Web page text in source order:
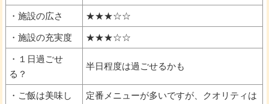
・施設の広さ ★★★☆☆
・施設の充実度 ★★★☆☆
・１日過ごせ
る？
半日程度は過ごせるかも
・ご飯は美味し
定番メニューが多いですが、クオリティは